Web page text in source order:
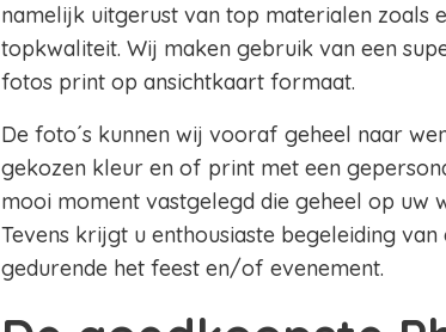
namelijk uitgerust van top materialen zoals
topkwaliteit. Wij maken gebruik van een
fotos print op ansichtkaart formaat.
De foto´s kunnen wij vooraf geheel naar
gekozen kleur en of print met een
mooi moment vastgelegd die geheel op uw
Tevens krijgt u enthousiaste begeleiding
gedurende het feest en/of evenement.